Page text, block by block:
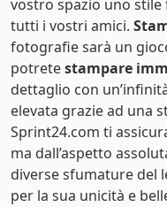
vostro spazio uno
tutti i vostri amici.
fotografie sarà un
potretestampare
dettaglio con
elevata grazie ad una
Sprint24.com ti
ma dall’aspetto
diverse sfumature del
per la sua unicità e